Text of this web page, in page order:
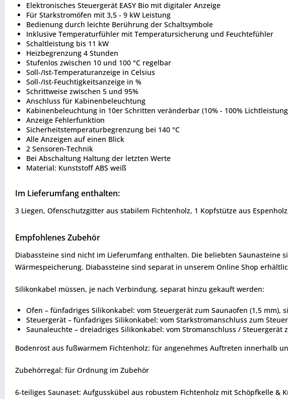
Elektronisches Steuergerät EASY Bio mit digitaler Anzeige
Für Starkstromöfen mit 3,5 - 9 kW Leistung
Bedienung durch leichte Berührung der Schaltsymbole
Inklusive Temperaturfühler mit Temperatursicherung und Feuchtefühler
Schaltleistung bis 11 kW
Heizbegrenzung 4 Stunden
Stufenlos zwischen 10 und 100 °C regelbar
Soll-/Ist-Temperaturanzeige in Celsius
Soll-/Ist-Feuchtigkeitsanzeige in %
Schrittweise zwischen 5 und 95%
Anschluss für Kabinenbeleuchtung
Kabinenbeleuchtung in 10er Schritten veränderbar (10% - 100%
Anzeige Fehlerfunktion
Sicherheitstemperaturbegrenzung bei 140 °C
Alle Anzeigen auf einen Blick
2 Sensoren-Technik
Bei Abschaltung Haltung der letzten Werte
Material: Kunststoff ABS weiß
Im Lieferumfang enthalten:
3 Liegen, Ofenschutzgitter aus stabilem Fichtenholz, 1 Kopfstütze aus
Empfohlenes Zubehör
Diabassteine sind nicht im Lieferumfang enthalten. Die beliebten
Wärmespeicherung. Diabassteine sind separat in unserem Online Shop
Silikonkabel müssen, je nach Verbindung, separat hinzu gekauft werden:
Ofen – fünfadriges Silikonkabel: vom Steuergerät zum Saunaofen (1,5
Steuergerät – fünfadriges Silikonkabel: vom Starkstromanschluss zum
Saunaleuchte – dreiadriges Silikonkabel: vom Stromanschluss / Steuergerät
Bodenrost aus fußwarmem Fichtenholz: für angenehmes Auftreten innerhalb
Zubehörregal: für Ordnung im Zubehör
6-teiliges Saunaset: Aufgusskübel aus robustem Fichtenholz mit Schöpfkelle